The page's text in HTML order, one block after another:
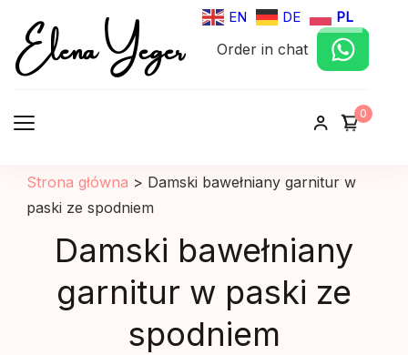
EN DE PL
Elena Yeger
Sklep internetowy odziez damska
Order in chat
0
Strona główna > Damski bawełniany garnitur w
paski ze spodniem
Damski bawełniany
garnitur w paski ze
spodniem